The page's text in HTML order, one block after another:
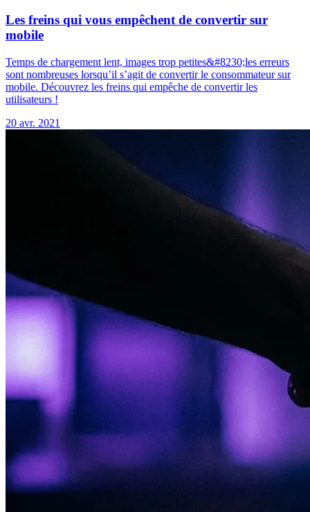
Les freins qui vous empêchent de convertir sur
mobile
Temps de chargement lent, images trop petites&#8230;les erreurs
sont nombreuses lorsqu’il s’agit de convertir le consommateur sur
mobile. Découvrez les freins qui empêche de convertir les
utilisateurs !
20 avr. 2021